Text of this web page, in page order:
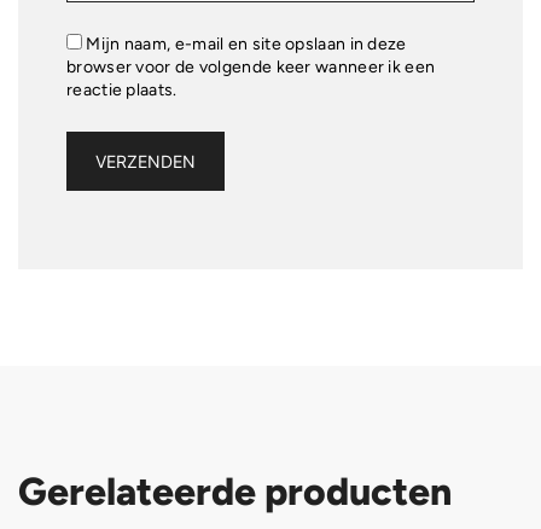
Mijn naam, e-mail en site opslaan in deze
browser voor de volgende keer wanneer ik een
reactie plaats.
Gerelateerde producten